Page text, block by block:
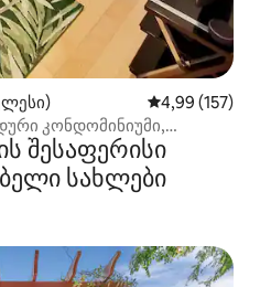
საშუალო
4,99 (157)
კონდომინიუმი,
საწოლი
შესაფერისი
სახლები